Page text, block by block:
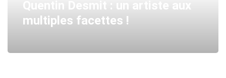
Quentin Desmit : un artiste aux
multiples facettes !